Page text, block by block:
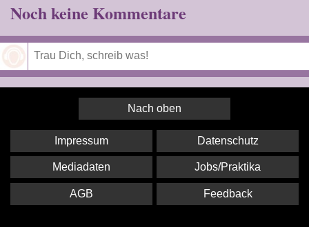
Noch keine Kommentare
Nach oben
Impressum Datenschutz
Mediadaten Jobs/Praktika
AGB Feedback